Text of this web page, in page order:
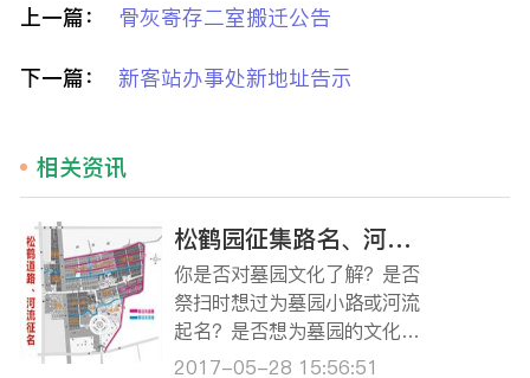
上一篇： 骨灰寄存二室搬迁公告
下一篇： 新客站办事处新地址告示
相关资讯
松鹤园征集路名、河名活动开始啦！ ‘由你说了算’ ——命名征集令
你是否对墓园文化了解？是否
祭扫时想过为墓园小路或河流
起名？是否想为墓园的文化建
设增添一份力量？那就请不要
2017-05-28 15:56:51